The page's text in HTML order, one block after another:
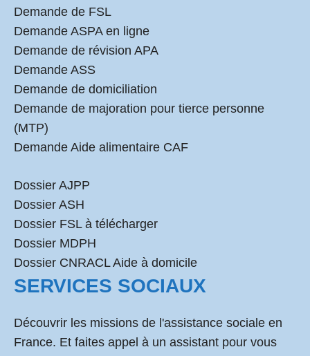
Demande de FSL
Demande ASPA en ligne
Demande de révision APA
Demande ASS
Demande de domiciliation
Demande de majoration pour tierce personne
(MTP)
Demande Aide alimentaire CAF
Dossier AJPP
Dossier ASH
Dossier FSL à télécharger
Dossier MDPH
Dossier CNRACL Aide à domicile
SERVICES SOCIAUX
Découvrir les missions de l'assistance sociale en
France. Et faites appel à un assistant pour vous